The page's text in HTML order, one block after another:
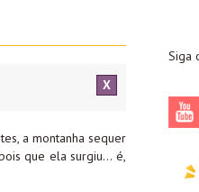
X
a montanha sequer
que ela surgiu… é,
Siga